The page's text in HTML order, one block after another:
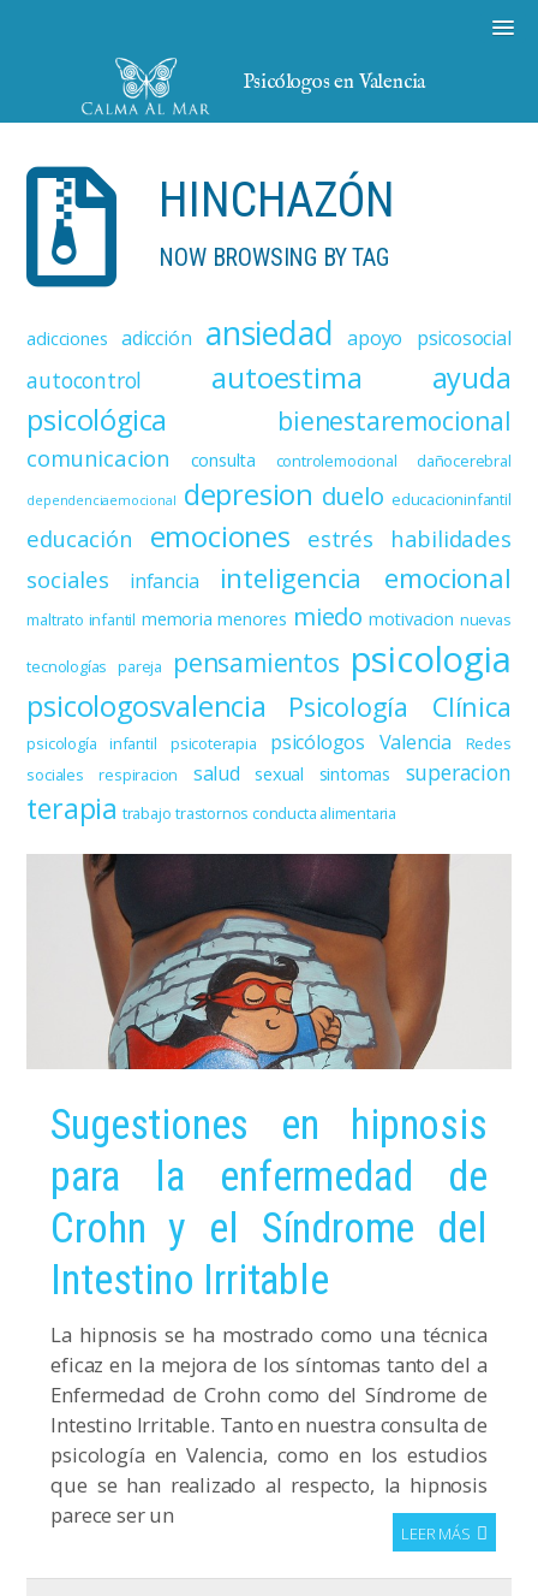
Psicólogos en Valencia
HINCHAZÓN
NOW BROWSING BY TAG
adicciones adicción ansiedad apoyo psicosocial
autocontrol autoestima
ayuda
psicológica
bienestaremocional
comunicacion consulta controlemocional dañocerebral
dependenciaemocional depresion duelo educacioninfantil
educación emociones estrés
habilidades
sociales
infancia inteligencia emocional
maltrato infantil memoria menores miedo motivacion nuevas
tecnologías pareja pensamientos psicologia
psicologosvalencia Psicología Clínica
psicología infantil psicoterapia psicólogos Valencia
Redes
sociales
respiracion salud sexual sintomas superacion
terapia trabajo trastornos conducta alimentaria
Sugestiones en hipnosis
para la enfermedad de
Crohn y el Síndrome del
Intestino Irritable
La hipnosis se ha mostrado como una técnica
eficaz en la mejora de los síntomas tanto del a
Enfermedad de Crohn como del Síndrome de
Intestino Irritable. Tanto en nuestra consulta de
psicología en Valencia, como en los estudios
que se han realizado al respecto, la hipnosis
parece ser un
LEER MÁS